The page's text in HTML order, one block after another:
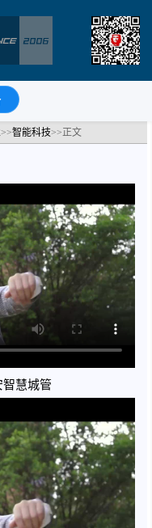
智慧城管
更新时间： 2021-08-09
知
>>智能科技>>正文
慧城管